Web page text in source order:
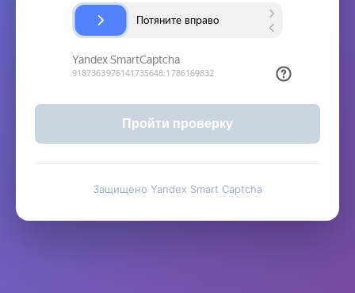
Пройти проверку
Защищено Yandex Smart Captcha